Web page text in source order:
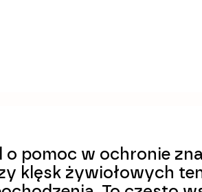
o pomoc w ochronie
żywiołowych